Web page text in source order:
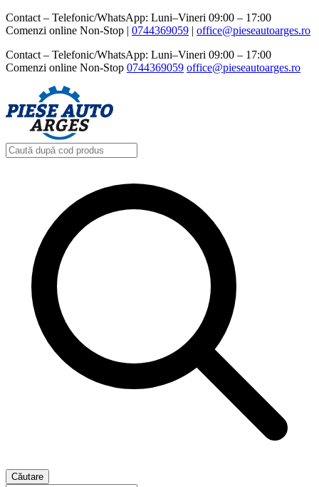
Contact – Telefonic/WhatsApp: Luni–Vineri 09:00 – 17:00
Comenzi online Non-Stop | 0744369059‬ | office@pieseautoarges.ro
Contact – Telefonic/WhatsApp: Luni–Vineri 09:00 – 17:00
Comenzi online Non-Stop 0744369059‬ office@pieseautoarges.ro
Căutare